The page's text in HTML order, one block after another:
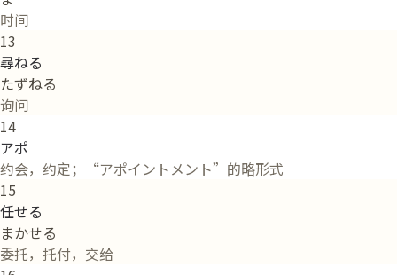
时间
13
尋ねる
たずねる
询问
14
アポ
约会，约定；“アポイントメント”的略形式
15
任せる
まかせる
委托，托付，交给